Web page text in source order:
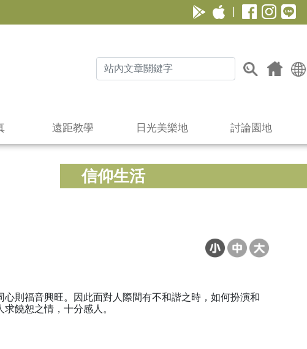
遠距教學 日光美樂地 討論園地
信仰生活
則福音興旺。因此面對人際間有不和諧之時，如何扮演和
饒恕之情，十分感人。